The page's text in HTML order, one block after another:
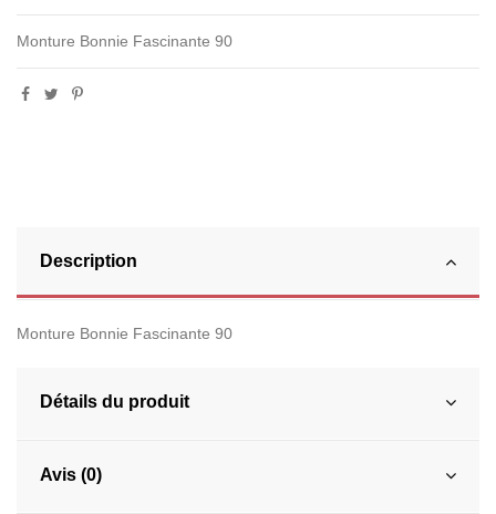
Monture Bonnie Fascinante 90
Description
Monture Bonnie Fascinante 90
Détails du produit
Avis (0)